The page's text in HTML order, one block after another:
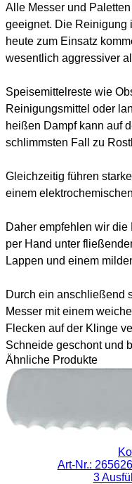
Alle Messer und
geeignet. Die Reinigung
heute zum Einsatz
wesentlich aggressiver
Speisemittelreste wie
Reinigungsmittel oder
heißen Dampf kann auf
schlimmsten Fall zu
Gleichzeitig führen
einem
Daher empfehlen wir
per Hand unter
Lappen und einem
Durch ein anschließend
Messer mit einem
Flecken auf der Klinge
Schneide geschont und
Ähnliche Produkte
Art-Nr.: 265626
3